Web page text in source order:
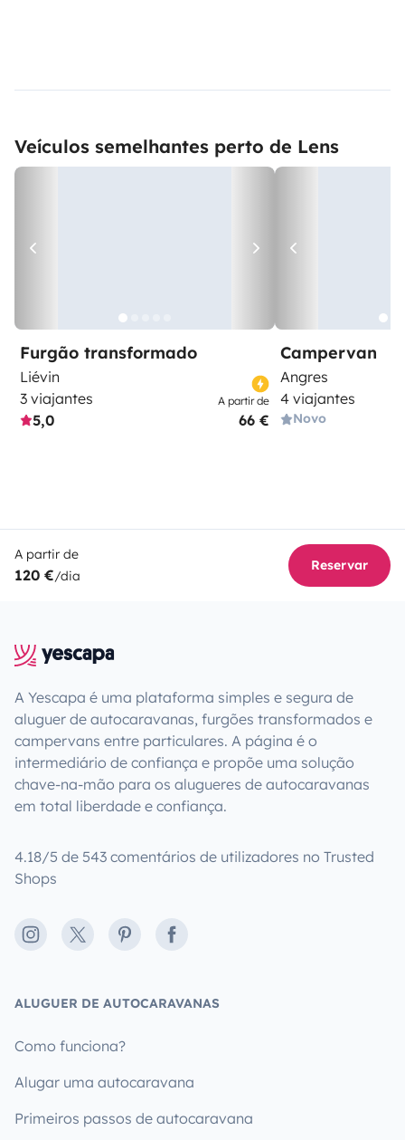
Veículos semelhantes perto de Lens
Furgão transformado
Liévin
3 viajantes
5,0
A partir de
66 €
Campervan
Angres
4 viajantes
Novo
A partir de
120 €/dia
Reservar
A Yescapa é uma plataforma simples e segura de
aluguer de autocaravanas, furgões transformados e
campervans entre particulares. A página é o
intermediário de confiança e propõe uma solução
chave-na-mão para os alugueres de autocaravanas
em total liberdade e confiança.
4.18/5 de 543 comentários de utilizadores no Trusted
Shops
Instagram
X PinterestFacebook
ALUGUER DE AUTOCARAVANAS
Como funciona?
Alugar uma autocaravana
Primeiros passos de autocaravana